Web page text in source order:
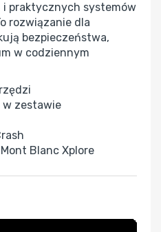
praktycznych systemów
rozwiązanie dla
bezpieczeństwa,
w codziennym
w zestawie
Blanc Xplore